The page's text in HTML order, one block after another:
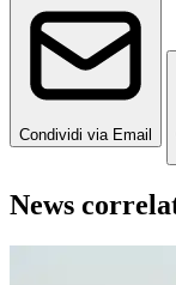
Condividi via Email
News